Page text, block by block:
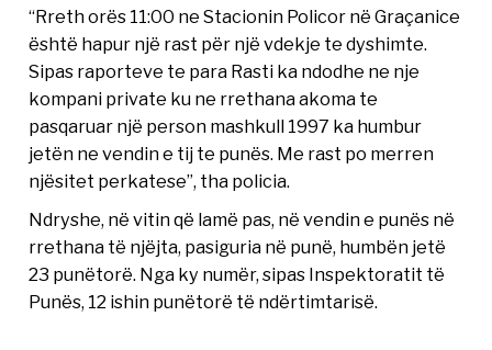
“Rreth orës 11:00 ne Stacionin Policor në Graçanice
është hapur një rast për një vdekje te dyshimte.
Sipas raporteve te para Rasti ka ndodhe ne nje
kompani private ku ne rrethana akoma te
pasqaruar një person mashkull 1997 ka humbur
jetën ne vendin e tij te punës. Me rast po merren
njësitet perkatese”, tha policia.
Ndryshe, në vitin që lamë pas, në vendin e punës në
rrethana të njëjta, pasiguria në punë, humbën jetë
23 punëtorë. Nga ky numër, sipas Inspektoratit të
Punës, 12 ishin punëtorë të ndërtimtarisë.